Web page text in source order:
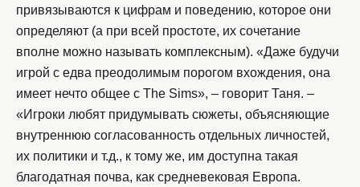
привязываются к цифрам и поведению, которое они
определяют (а при всей простоте, их сочетание
вполне можно называть комплексным). «Даже будучи
игрой с едва преодолимым порогом вхождения, она
имеет нечто общее с The Sims», – говорит Таня. –
«Игроки любят придумывать сюжеты, объясняющие
внутреннюю согласованность отдельных личностей,
их политики и т.д., к тому же, им доступна такая
благодатная почва, как средневековая Европа.